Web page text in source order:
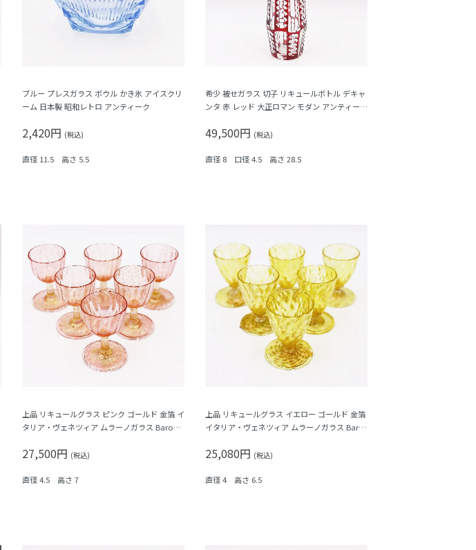
ブルー プレスガラス ボウル かき氷 アイスクリ
ーム 日本製 昭和レトロ アンティーク
2,420円 (税込)
直径 11.5 高さ 5.5
希少 被せガラス 切子 リキュールボトル デキャ
ンタ 赤 レッド 大正ロマン モダン アンティーク
49,500円 (税込)
直径 8 口径 4.5 高さ 28.5
上品 リキュールグラス ピンク ゴールド 金箔 イ
タリア・ヴェネツィア ムラーノガラス Barovie
27,500円 (税込)
直径 4.5 高さ 7
上品 リキュールグラス イエロー ゴールド 金箔
イタリア・ヴェネツィア ムラーノガラス Baro
25,080円 (税込)
直径 4 高さ 6.5